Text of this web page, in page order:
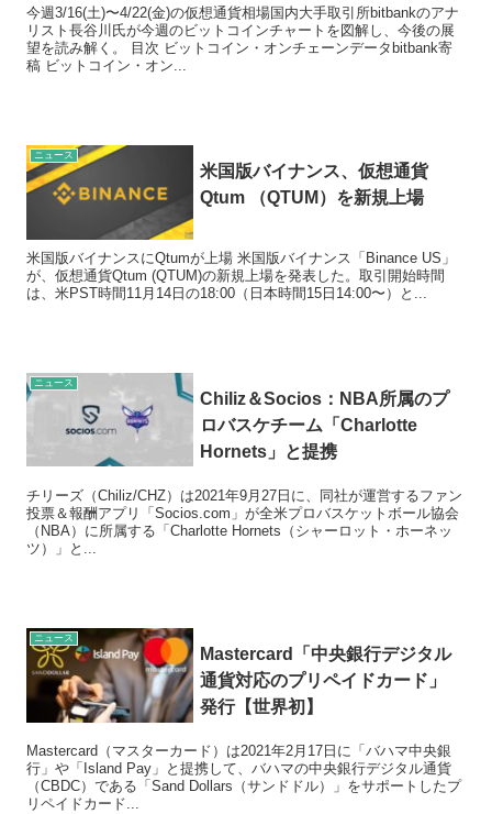
今週3/16(土)〜4/22(金)の仮想通貨相場国内大手取引所bitbankのアナ
リスト長谷川氏が今週のビットコインチャートを図解し、今後の展
望を読み解く。 目次 ビットコイン・オンチェーンデータbitbank寄
稿 ビットコイン・オン...
ニュース
米国版バイナンス、仮想通貨
Qtum （QTUM）を新規上場
米国版バイナンスにQtumが上場 米国版バイナンス「Binance US」
が、仮想通貨Qtum (QTUM)の新規上場を発表した。取引開始時間
は、米PST時間11月14日の18:00（日本時間15日14:00〜）と...
ニュース
Chiliz＆Socios：NBA所属のプ
ロバスケチーム「Charlotte
Hornets」と提携
チリーズ（Chiliz/CHZ）は2021年9月27日に、同社が運営するファン
投票＆報酬アプリ「Socios.com」が全米プロバスケットボール協会
（NBA）に所属する「Charlotte Hornets（シャーロット・ホーネッ
ツ）」と...
ニュース
Mastercard「中央銀行デジタル
通貨対応のプリペイドカード」
発行【世界初】
Mastercard（マスターカード）は2021年2月17日に「バハマ中央銀
行」や「Island Pay」と提携して、バハマの中央銀行デジタル通貨
（CBDC）である「Sand Dollars（サンドドル）」をサポートしたプ
リペイドカード...